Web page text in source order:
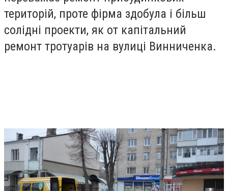
територій, проте фірма здобула і більш
солідні проекти, як от капітальний
ремонт тротуарів на вулиці Винниченка.